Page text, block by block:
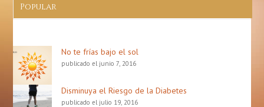
Popular
No te frías bajo el sol
publicado el junio 7, 2016
Disminuya el Riesgo de la Diabetes
publicado el julio 19, 2016